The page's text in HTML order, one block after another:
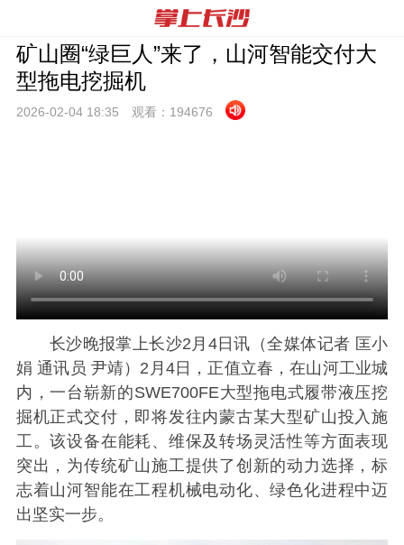
矿山圈“绿巨人”来了，山河智能交付大
型拖电挖掘机
2026-02-04 18:35 观看： 194676
长沙晚报掌上长沙2月4日讯 （全媒体记者 匡小
娟 通讯员 尹靖）2月4日，正值立春，在山河工业城
内，一台崭新的SWE700FE大型拖电式履带液压挖
掘机正式交付，即将发往内蒙古某大型矿山投入施
工。该设备在能耗、维保及转场灵活性等方面表现
突出，为传统矿山施工提供了创新的动力选择，标
志着山河智能在工程机械电动化、绿色化进程中迈
出坚实一步。